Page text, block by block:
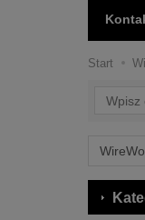
Start
Wyszukaj